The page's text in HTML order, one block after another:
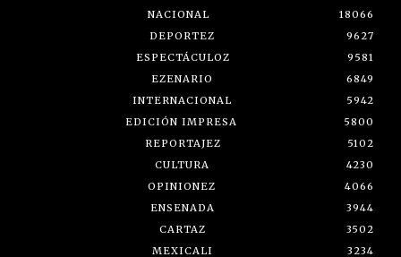
NACIONAL
18066
DEPORTEZ
9627
ESPECTÁCULOZ
9581
EZENARIO
6849
INTERNACIONAL
5942
EDICIÓN IMPRESA
5800
REPORTAJEZ
5102
CULTURA
4230
OPINIONEZ
4066
ENSENADA
3944
CARTAZ
3502
MEXICALI
3234